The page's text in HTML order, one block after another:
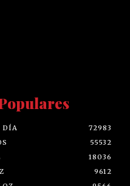
DÍA
72983
55532
18036
9612